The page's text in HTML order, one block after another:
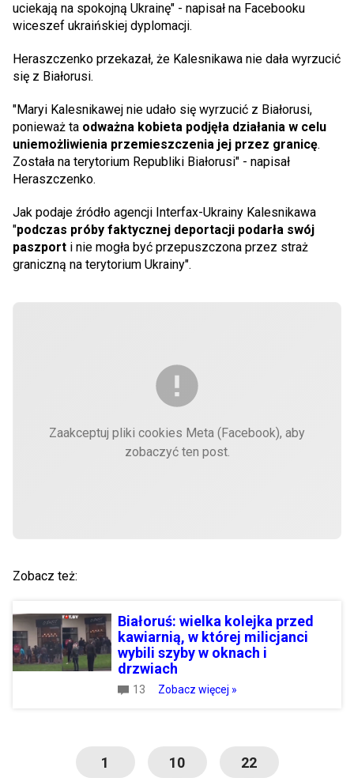
uciekają na spokojną Ukrainę" - napisał na Facebooku
wiceszef ukraińskiej dyplomacji.
Heraszczenko przekazał, że Kalesnikawa nie dała wyrzucić
się z Białorusi.
"Maryi Kalesnikawej nie udało się wyrzucić z Białorusi,
ponieważ ta odważna kobieta podjęła działania w celu
uniemożliwienia przemieszczenia jej przez granicę.
Została na terytorium Republiki Białorusi" - napisał
Heraszczenko.
Jak podaje źródło agencji Interfax-Ukrainy Kalesnikawa
"podczas próby faktycznej deportacji podarła swój
paszport i nie mogła być przepuszczona przez straż
graniczną na terytorium Ukrainy".
Zaakceptuj pliki cookies Meta (Facebook), aby
zobaczyć ten post.
Zobacz też:
Białoruś: wielka kolejka przed
kawiarnią, w której milicjanci
wybili szyby w oknach i
drzwiach
13 Zobacz więcej »
1 10 22